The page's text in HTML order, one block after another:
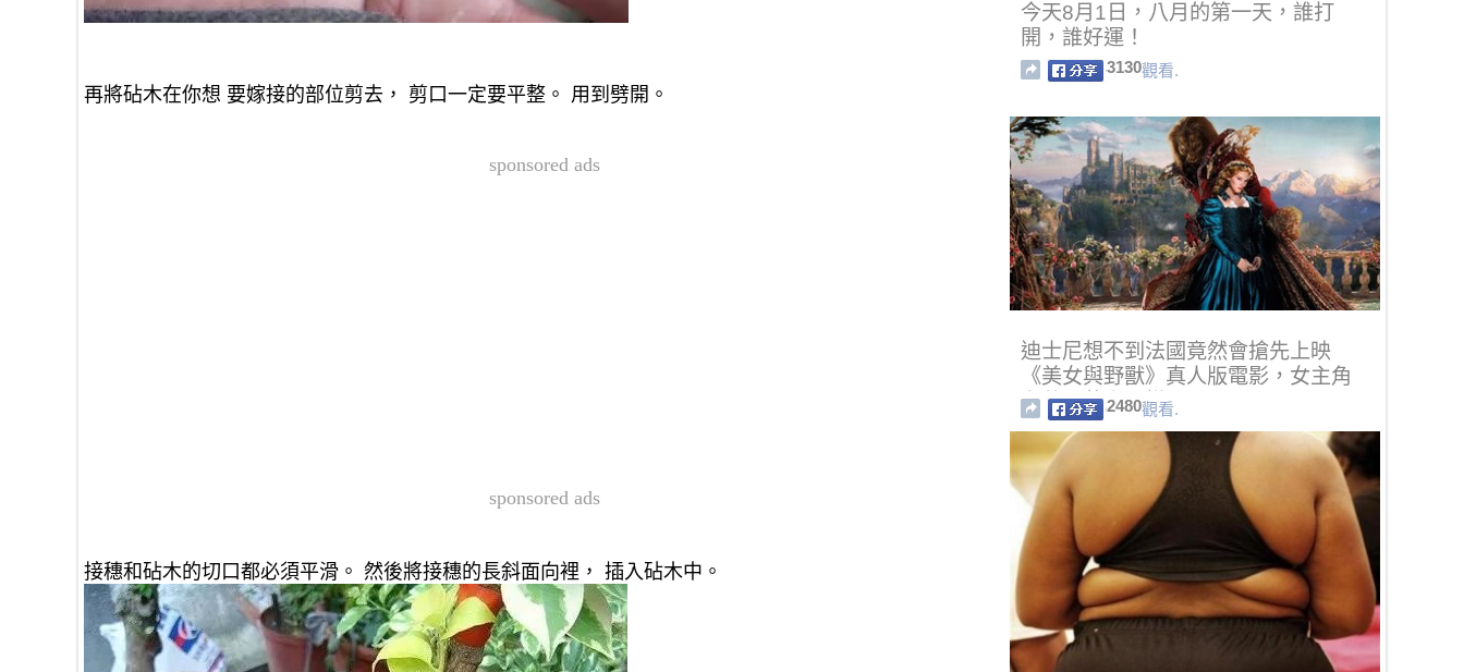
再將砧木在你想 要嫁接的部位剪去， 剪口一定要平整。 用到劈開。
sponsored ads
sponsored ads
接穗和砧木的切口都必須平滑。 然後將接穗的長斜面向裡， 插入砧木中。
今天8月1日，八月的第一天，誰打
開，誰好運！
3130觀看.
迪士尼想不到法國竟然會搶先上映
《美女與野獸》真人版電影，女主角
和艾瑪華森一樣正啊！
2480觀看.